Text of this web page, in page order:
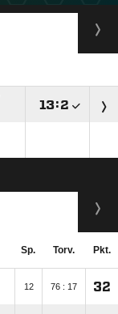
:
Sp. Torv. Pkt.
12 76 : 17 32